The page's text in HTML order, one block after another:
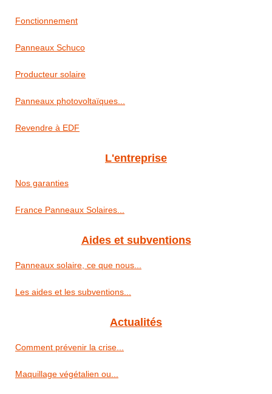
Fonctionnement
Panneaux Schuco
Producteur solaire
Panneaux photovoltaïques...
Revendre à EDF
L'entreprise
Nos garanties
France Panneaux Solaires...
Aides et subventions
Panneaux solaire, ce que nous...
Les aides et les subventions...
Actualités
Comment prévenir la crise...
Maquillage végétalien ou...